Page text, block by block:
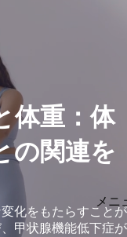
メニ
体重：体
の関連を
化をもたらすことが
甲状腺機能低下症が